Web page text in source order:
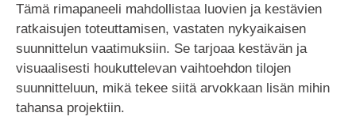
Tämä rimapaneeli mahdollistaa luovien ja kestävien
ratkaisujen toteuttamisen, vastaten nykyaikaisen
suunnittelun vaatimuksiin. Se tarjoaa kestävän ja
visuaalisesti houkuttelevan vaihtoehdon tilojen
suunnitteluun, mikä tekee siitä arvokkaan lisän mihin
tahansa projektiin.